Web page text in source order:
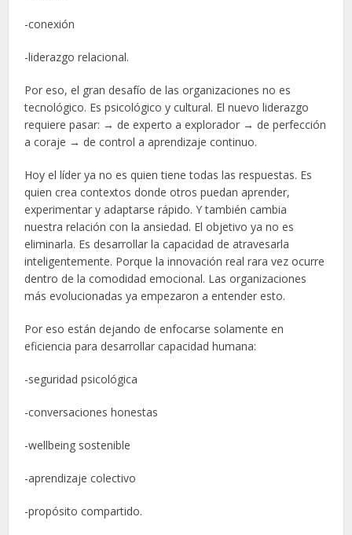
-conexión
-liderazgo relacional.
Por eso, el gran desafío de las organizaciones no es
tecnológico. Es psicológico y cultural. El nuevo liderazgo
requiere pasar: → de experto a explorador → de perfección
a coraje → de control a aprendizaje continuo.
Hoy el líder ya no es quien tiene todas las respuestas. Es
quien crea contextos donde otros puedan aprender,
experimentar y adaptarse rápido. Y también cambia
nuestra relación con la ansiedad. El objetivo ya no es
eliminarla. Es desarrollar la capacidad de atravesarla
inteligentemente. Porque la innovación real rara vez ocurre
dentro de la comodidad emocional. Las organizaciones
más evolucionadas ya empezaron a entender esto.
Por eso están dejando de enfocarse solamente en
eficiencia para desarrollar capacidad humana:
-seguridad psicológica
-conversaciones honestas
-wellbeing sostenible
-aprendizaje colectivo
-propósito compartido.